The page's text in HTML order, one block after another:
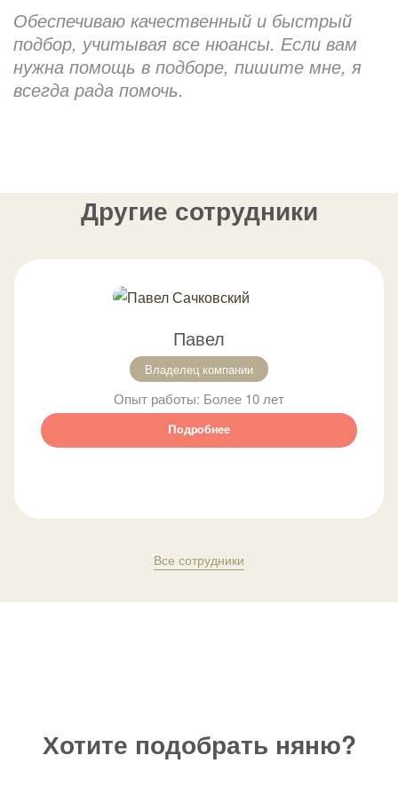
Обеспечиваю качественный и быстрый
подбор, учитывая все нюансы. Если вам
нужна помощь в подборе, пишите мне, я
всегда рада помочь.
Другие сотрудники
Павел
Владелец компании
Опыт работы: Более 10 лет
Подробнее
Все сотрудники
Хотите подобрать няню?